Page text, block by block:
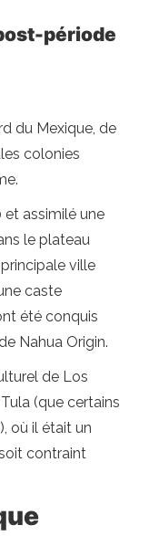
période
du Mexique, de
colonies
et assimilé une
le plateau
ville
caste
été conquis
Nahua Origin.
de Los
(que certains
où il était un
contraint